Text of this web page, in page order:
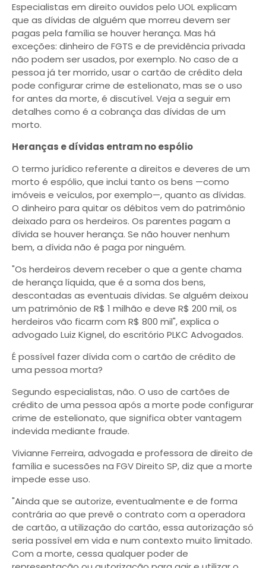
Especialistas em direito ouvidos pelo UOL explicam
que as dívidas de alguém que morreu devem ser
pagas pela família se houver herança. Mas há
exceções: dinheiro de FGTS e de previdência privada
não podem ser usados, por exemplo. No caso de a
pessoa já ter morrido, usar o cartão de crédito dela
pode configurar crime de estelionato, mas se o uso
for antes da morte, é discutível. Veja a seguir em
detalhes como é a cobrança das dívidas de um
morto.
Heranças e dívidas entram no espólio
O termo jurídico referente a direitos e deveres de um
morto é espólio, que inclui tanto os bens —como
imóveis e veículos, por exemplo—, quanto as dívidas.
O dinheiro para quitar os débitos vem do patrimônio
deixado para os herdeiros. Os parentes pagam a
dívida se houver herança. Se não houver nenhum
bem, a dívida não é paga por ninguém.
"Os herdeiros devem receber o que a gente chama
de herança líquida, que é a soma dos bens,
descontadas as eventuais dívidas. Se alguém deixou
um patrimônio de R$ 1 milhão e deve R$ 200 mil, os
herdeiros vão ficarm com R$ 800 mil", explica o
advogado Luiz Kignel, do escritório PLKC Advogados.
É possível fazer dívida com o cartão de crédito de
uma pessoa morta?
Segundo especialistas, não. O uso de cartões de
crédito de uma pessoa após a morte pode configurar
crime de estelionato, que significa obter vantagem
indevida mediante fraude.
Vivianne Ferreira, advogada e professora de direito de
família e sucessões na FGV Direito SP, diz que a morte
impede esse uso.
"Ainda que se autorize, eventualmente e de forma
contrária ao que prevê o contrato com a operadora
de cartão, a utilização do cartão, essa autorização só
seria possível em vida e num contexto muito limitado.
Com a morte, cessa qualquer poder de